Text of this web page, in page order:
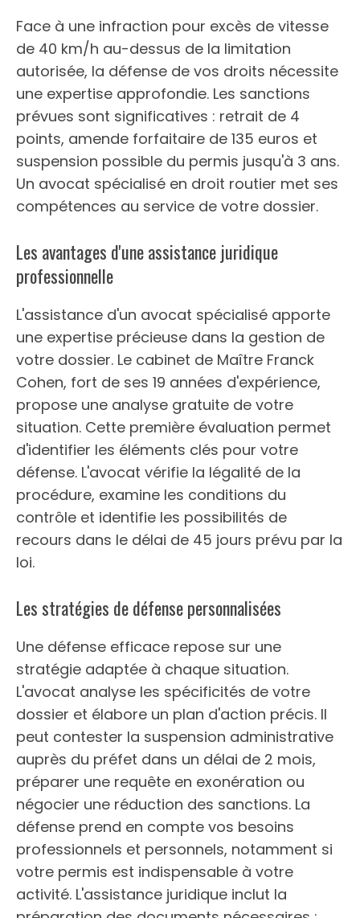
Face à une infraction pour excès de vitesse
de 40 km/h au-dessus de la limitation
autorisée, la défense de vos droits nécessite
une expertise approfondie. Les sanctions
prévues sont significatives : retrait de 4
points, amende forfaitaire de 135 euros et
suspension possible du permis jusqu'à 3 ans.
Un avocat spécialisé en droit routier met ses
compétences au service de votre dossier.
Les avantages d'une assistance juridique
professionnelle
L'assistance d'un avocat spécialisé apporte
une expertise précieuse dans la gestion de
votre dossier. Le cabinet de Maître Franck
Cohen, fort de ses 19 années d'expérience,
propose une analyse gratuite de votre
situation. Cette première évaluation permet
d'identifier les éléments clés pour votre
défense. L'avocat vérifie la légalité de la
procédure, examine les conditions du
contrôle et identifie les possibilités de
recours dans le délai de 45 jours prévu par la
loi.
Les stratégies de défense personnalisées
Une défense efficace repose sur une
stratégie adaptée à chaque situation.
L'avocat analyse les spécificités de votre
dossier et élabore un plan d'action précis. Il
peut contester la suspension administrative
auprès du préfet dans un délai de 2 mois,
préparer une requête en exonération ou
négocier une réduction des sanctions. La
défense prend en compte vos besoins
professionnels et personnels, notamment si
votre permis est indispensable à votre
activité. L'assistance juridique inclut la